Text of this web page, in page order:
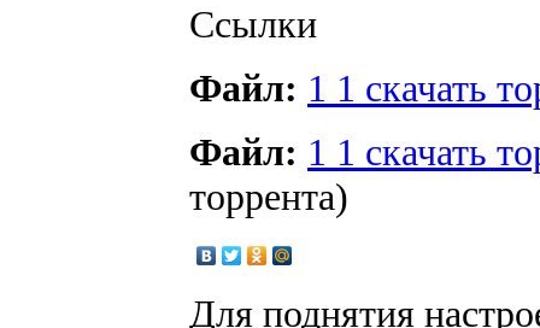
Ссылки
Файл: 1 1 скачать
Файл: 1 1 скачать
торрента)
Для поднятия